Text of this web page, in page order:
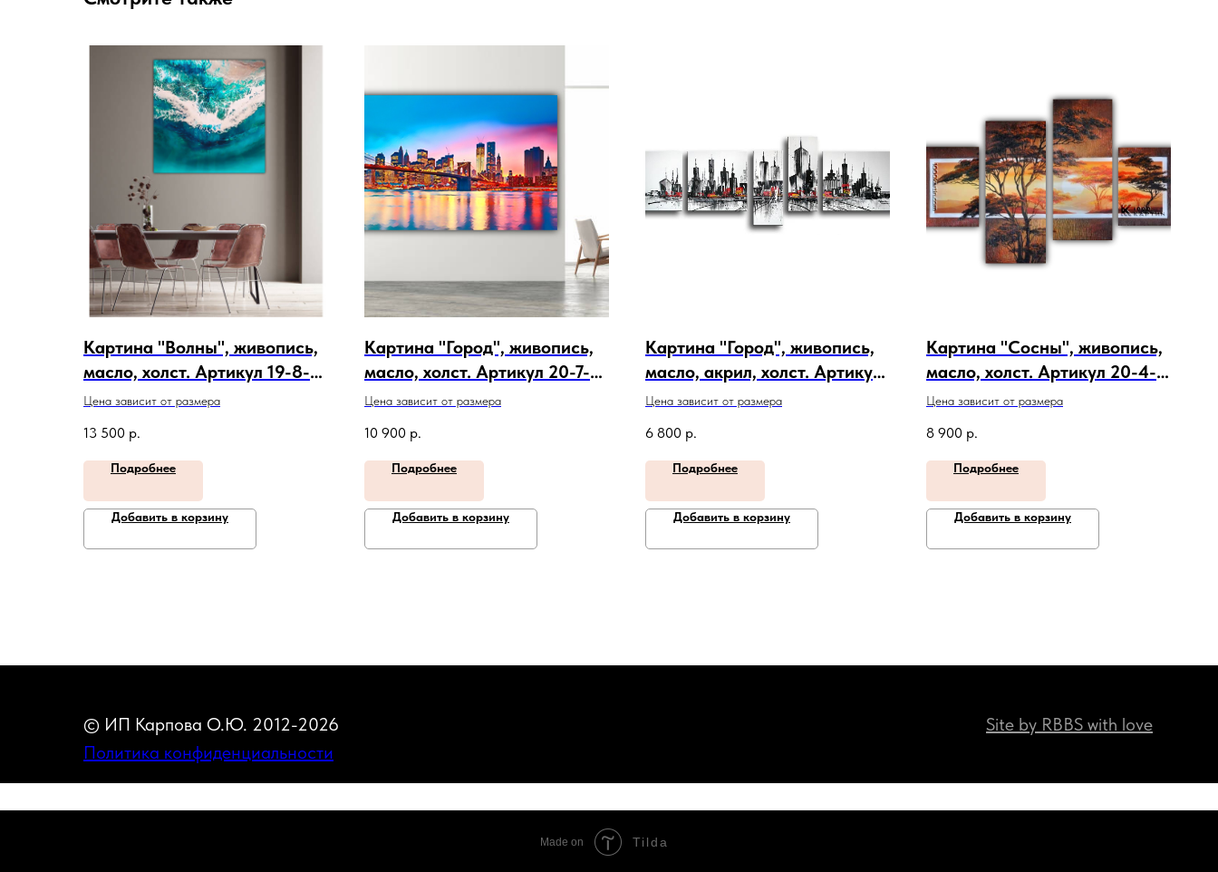
Картина "Волны", живопись,
масло, холст. Артикул 19-8-
110
Цена зависит от размера
13 500 р.
Подробнее
Добавить в корзину
Картина "Город", живопись,
масло, холст. Артикул 20-7-
481
Цена зависит от размера
10 900 р.
Подробнее
Добавить в корзину
Картина "Город", живопись,
масло, акрил, холст. Артикул
20-4-111
Цена зависит от размера
6 800 р.
Подробнее
Добавить в корзину
Картина "Сосны", живопись,
масло, холст. Артикул 20-4-
170
Цена зависит от размера
8 900 р.
Подробнее
Добавить в корзину
© ИП Карпова О.Ю. 2012-2026
Политика конфиденциальности
Site by RBBS with love
Made on Tilda